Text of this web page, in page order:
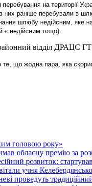
на території
них раніше перебували в
шлюбу недійсним, яке
є недійсним тощо).
те, що жодна пара, яка
головою року»
обласну премію за
розвиток:
учня
проведуть